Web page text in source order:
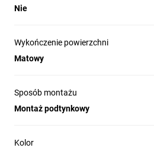
Nie
Wykończenie powierzchni
Matowy
Sposób montażu
Montaż podtynkowy
Kolor